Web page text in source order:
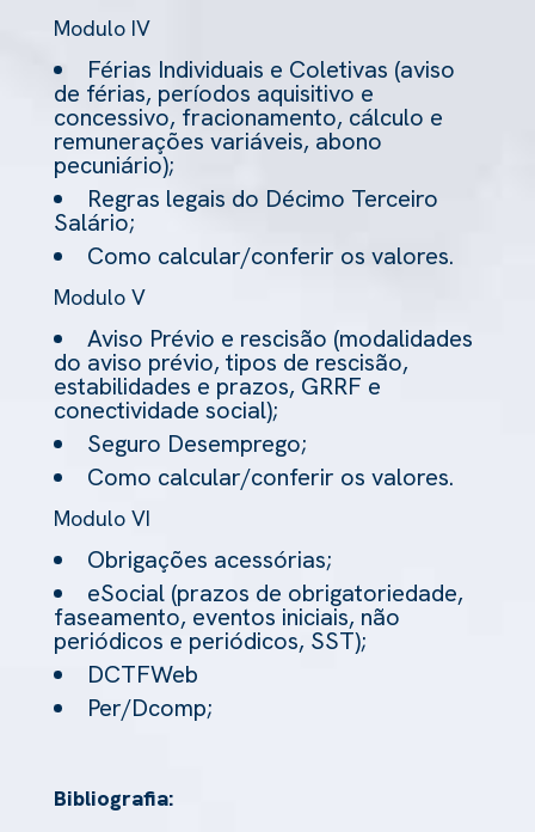
Modulo IV
Férias Individuais e Coletivas (aviso
de férias, períodos aquisitivo e
concessivo, fracionamento, cálculo e
remunerações variáveis, abono
pecuniário);
Regras legais do Décimo Terceiro
Salário;
Como calcular/conferir os valores.
Modulo V
Aviso Prévio e rescisão (modalidades
do aviso prévio, tipos de rescisão,
estabilidades e prazos, GRRF e
conectividade social);
Seguro Desemprego;
Como calcular/conferir os valores.
Modulo VI
Obrigações acessórias;
eSocial (prazos de obrigatoriedade,
faseamento, eventos iniciais, não
periódicos e periódicos, SST);
DCTFWeb
Per/Dcomp;
Bibliografia: